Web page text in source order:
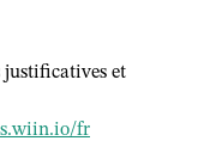
justificatives et
fr